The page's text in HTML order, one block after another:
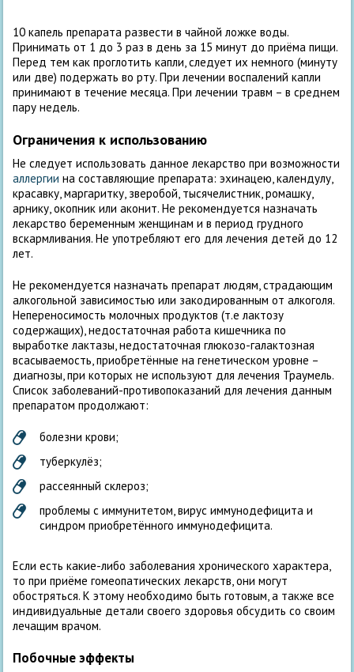
10 капель препарата развести в чайной ложке воды.
Принимать от 1 до 3 раз в день за 15 минут до приёма пищи.
Перед тем как проглотить капли, следует их немного (минуту
или две) подержать во рту. При лечении воспалений капли
принимают в течение месяца. При лечении травм – в среднем
пару недель.
Ограничения к использованию
Не следует использовать данное лекарство при возможности
аллергии на составляющие препарата: эхинацею, календулу,
красавку, маргаритку, зверобой, тысячелистник, ромашку,
арнику, окопник или аконит. Не рекомендуется назначать
лекарство беременным женщинам и в период грудного
вскармливания. Не употребляют его для лечения детей до 12
лет.
Не рекомендуется назначать препарат людям, страдающим
алкогольной зависимостью или закодированным от алкоголя.
Непереносимость молочных продуктов (т.е лактозу
содержащих), недостаточная работа кишечника по
выработке лактазы, недостаточная глюкозо-галактозная
всасываемость, приобретённые на генетическом уровне –
диагнозы, при которых не используют для лечения Траумель.
Список заболеваний-противопоказаний для лечения данным
препаратом продолжают:
болезни крови;
туберкулёз;
рассеянный склероз;
проблемы с иммунитетом, вирус иммунодефицита и
синдром приобретённого иммунодефицита.
Если есть какие-либо заболевания хронического характера,
то при приёме гомеопатических лекарств, они могут
обостряться. К этому необходимо быть готовым, а также все
индивидуальные детали своего здоровья обсудить со своим
лечащим врачом.
Побочные эффекты